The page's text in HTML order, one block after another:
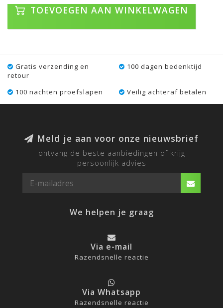
TOEVOEGEN AAN WINKELWAGEN
Gratis verzending en
retour
100 dagen bedenktijd
100 nachten proefslapen Veilig achteraf betalen
Meld je aan voor onze nieuwsbrief
ontvang de beste aanbiedingen of krijg
persoonlijk advies
We helpen je graag
Via e-mail
Razendsnelle reactie
Via Whatsapp
Razendsnelle reactie